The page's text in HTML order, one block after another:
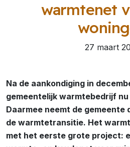
warmtenet
27 maart
Na de aankondiging in
gemeentelijk warmtebedrijf
Daarmee neemt de gemeente
de warmtetransitie. Het
met het eerste grote project: